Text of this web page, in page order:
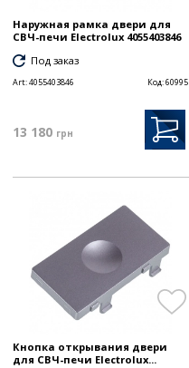
Наружная рамка двери для
СВЧ-печи Electrolux 4055403846
Под заказ
Art:4055403846 Код:60995
13 180 грн
Кнопка открывания двери
для СВЧ-печи Electrolux...